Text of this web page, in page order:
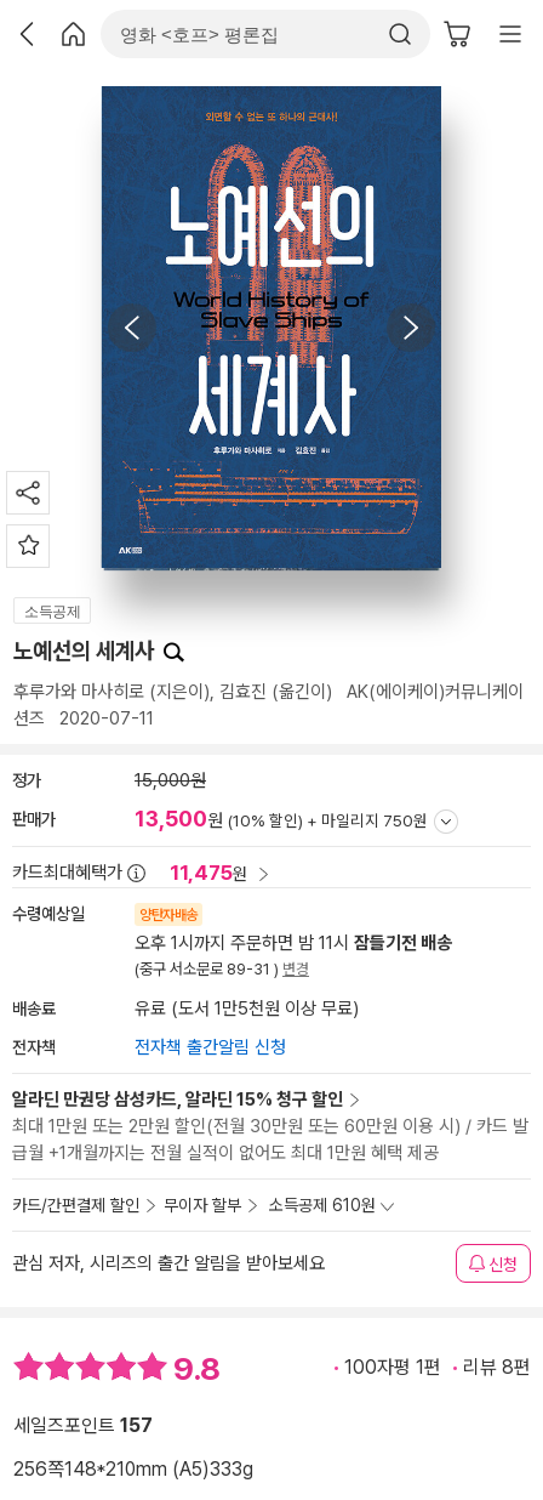
소득공제
노예선의 세계사
후루가와 마사히로 (지은이), 김효진 (옮긴이) AK(에이케이)커뮤니케이
션즈 2020-07-11
정가 15,000원
판매가 13,500원 (10% 할인) + 마일리지 750원
카드최대혜택가 11,475원
수령예상일 양탄자배송
오후 1시까지 주문하면 밤 11시 잠들기전 배송
(중구 서소문로 89-31 ) 변경
배송료 유료 (도서 1만5천원 이상 무료)
전자책 전자책 출간알림 신청
알라딘 만권당 삼성카드, 알라딘 15% 청구 할인
최대 1만원 또는 2만원 할인(전월 30만원 또는 60만원 이용 시) / 카드 발
급월 +1개월까지는 전월 실적이 없어도 최대 1만원 혜택 제공
카드/간편결제 할인 무이자 할부 소득공제 610원
관심 저자, 시리즈의 출간 알림을 받아보세요 신청
9.8 100자평 1편 리뷰 8편
세일즈포인트 157
256쪽148*210mm (A5)333g